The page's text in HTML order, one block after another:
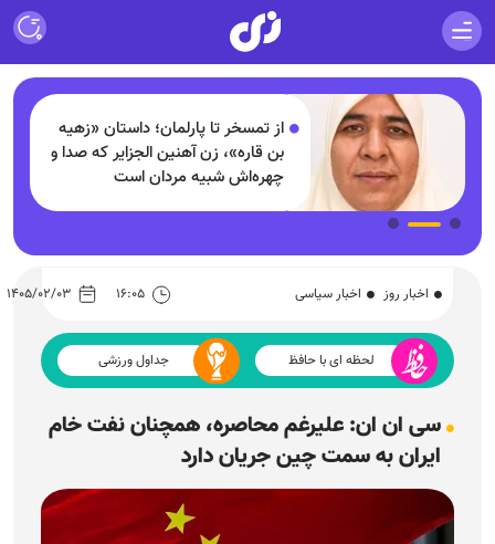
از تمسخر تا پارلمان؛ داستان «زهیه
بن قاره»، زن آهنین الجزایر که صدا و
چهره‌اش شبیه مردان است
اخبار روز اخبار سیاسی ۱۶:۰۵ ۱۴۰۵/۰۲/۰۳
لحظه ای با حافظ جداول ورزشی
سی ان ان: علیرغم محاصره، همچنان نفت خام
ایران به سمت چین جریان دارد